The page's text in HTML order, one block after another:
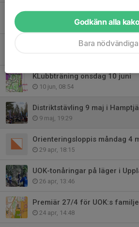
Myrbäck västra och östra -
Skadeskjutna UOK-lag i
KLubbträning onsdag 10 juni
10 jun, 08:54
Distriktstävling 9 maj i
9 maj, 19:29
Orienteringsloppis måndag 4
29 apr, 18:15
UOK-tonåringar på läger i
26 apr, 13:46
Premiär 27/4 för UOK:s
24 apr, 14:48
Godkänn alla
Bara nödvändiga